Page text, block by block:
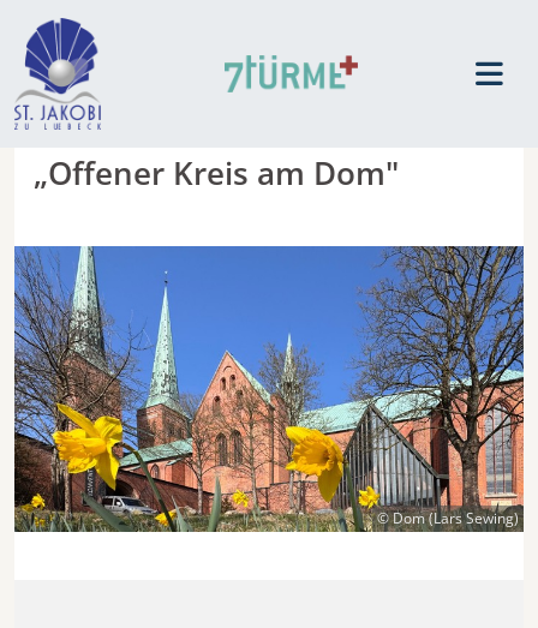
„Offener Kreis am Dom"
© Dom (Lars Sewing)